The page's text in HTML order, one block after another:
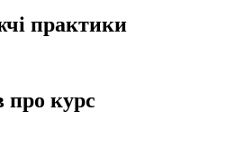
практики
про курс